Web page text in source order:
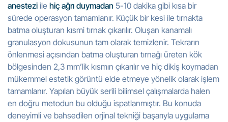
anestezi ile hiç ağrı duymadan 5-10 dakika gibi kısa bir
sürede operasyon tamamlanır. Küçük bir kesi ile tırnakta
batma oluşturan kısmi tırnak çıkarılır. Oluşan kanamalı
granulasyon dokusunun tam olarak temizlenir. Tekrarın
önlenmesi açısından batma oluşturan tırnağı üreten kök
bölgesinden 2,3 mm’lik kısmın çıkarılır ve hiç dikiş koymadan
mükemmel estetik görüntü elde etmeye yönelik olarak işlem
tamamlanır. Yapılan büyük serili bilimsel çalışmalarda halen
en doğru metodun bu olduğu ispatlanmıştır. Bu konuda
deneyimli ve bahsedilen orjinal tekniği başarıyla uygulama